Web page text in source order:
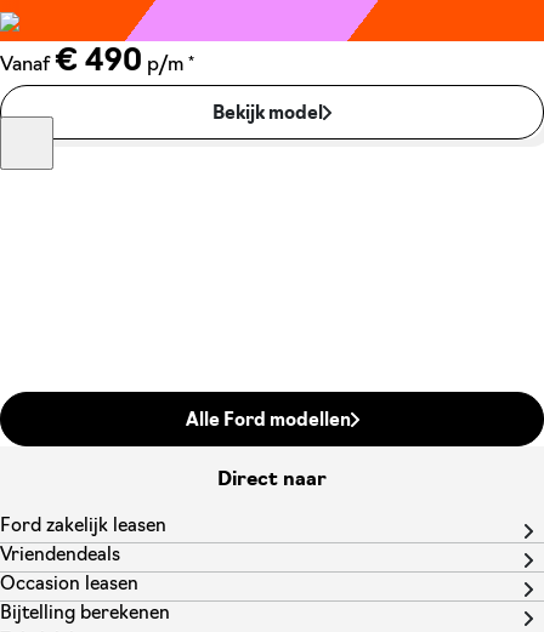
Vanaf € 490 p/m *
Bekijk model
Alle Ford modellen
Direct naar
Ford zakelijk leasen
Vriendendeals
Occasion leasen
Bijtelling berekenen